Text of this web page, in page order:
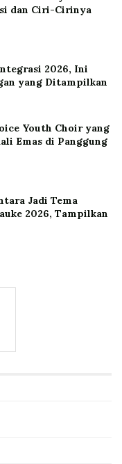
dan Ciri-Cirinya
2026, Ini
yang Ditampilkan
Youth Choir yang
Emas di Panggung
Jadi Tema
2026, Tampilkan